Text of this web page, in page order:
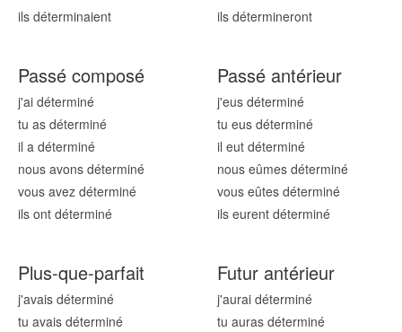
ils déterminaient
ils détermineront
Passé composé
j'ai déterminé
tu as déterminé
il a déterminé
nous avons déterminé
vous avez déterminé
ils ont déterminé
Passé antérieur
j'eus déterminé
tu eus déterminé
il eut déterminé
nous eûmes déterminé
vous eûtes déterminé
ils eurent déterminé
Plus-que-parfait
j'avais déterminé
tu avais déterminé
Futur antérieur
j'aurai déterminé
tu auras déterminé